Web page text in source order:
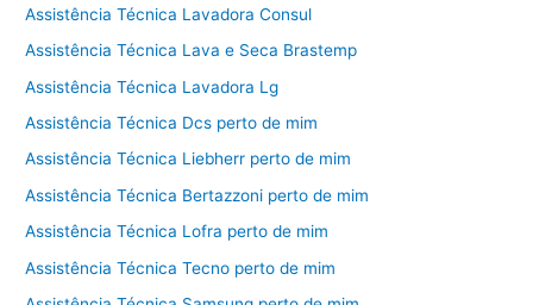
Assistência Técnica Lavadora Consul
Assistência Técnica Lava e Seca Brastemp
Assistência Técnica Lavadora Lg
Assistência Técnica Dcs perto de mim
Assistência Técnica Liebherr perto de mim
Assistência Técnica Bertazzoni perto de mim
Assistência Técnica Lofra perto de mim
Assistência Técnica Tecno perto de mim